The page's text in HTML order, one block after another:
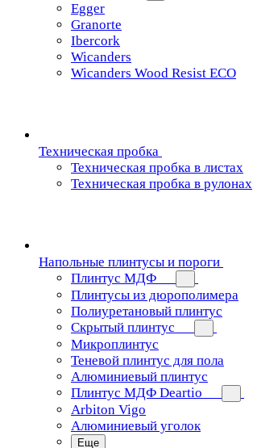
Egger
Granorte
Ibercork
Wicanders
Wicanders Wood Resist ECO
Техническая пробка
Техническая пробка в листах
Техническая пробка в рулонах
Напольные плинтусы и пороги
Плинтус МДФ
Плинтусы из дюрополимера
Полиуретановый плинтус
Скрытый плинтус
Микроплинтус
Теневой плинтус для пола
Алюминиевый плинтус
Плинтус МДФ Deartio
Arbiton Vigo
Алюминиевый уголок
Еще